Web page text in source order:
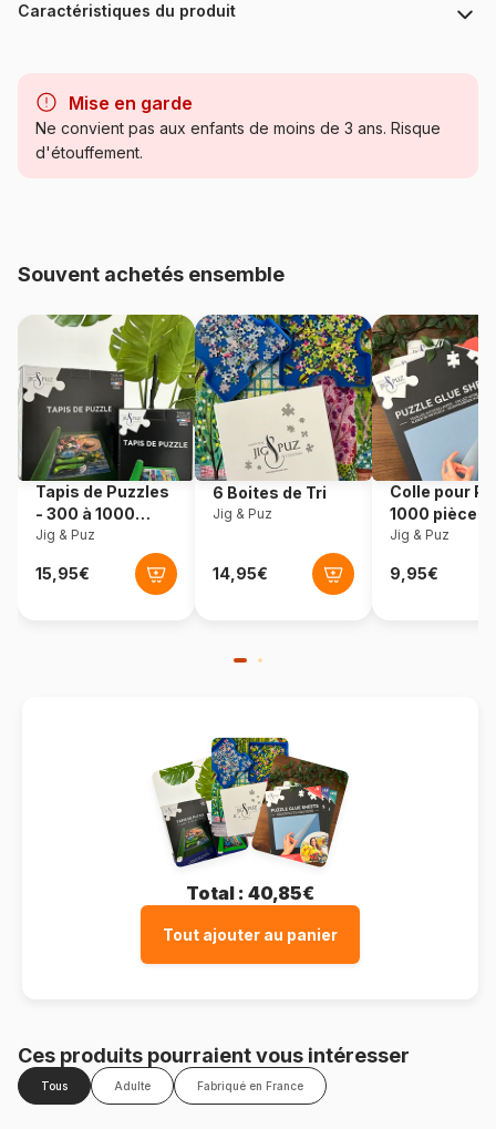
Caractéristiques du produit
Catégorie Puzzles - Chats
Référence Grafika-T-00383
EAN 3663384503832
Nombre de pièces 2000 pièces
Dimensions 96 x 68 cm
Matière primaire
Format boîte Boîte en carton
Mise en garde
Ne convient pas aux enfants de moins de 3 ans. Risque
d'étouffement.
Souvent achetés ensemble
Tapis de Puzzles
- 300 à 1000
pièces
Jig & Puz
6 Boites de Tri
Jig & Puz
Colle pour
1000 pièces
Jig & Puz
Total : 40,85€
Tout ajouter au panier
Ces produits pourraient vous intéresser
Tous Adulte Fabriqué en France